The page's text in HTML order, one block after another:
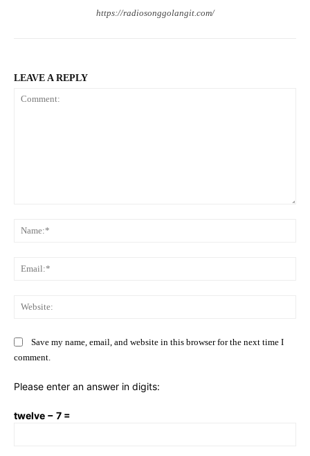
https://radiosonggolangit.com/
LEAVE A REPLY
Save my name, email, and website in this browser for the next time I
comment.
Please enter an answer in digits:
twelve − 7 =